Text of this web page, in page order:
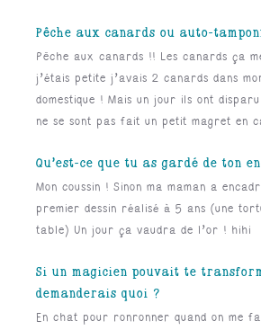
Pêche aux canards ou auto-
Pêche aux canards !! Les canards ça
j’étais petite j’avais 2 canards dans
domestique ! Mais un jour ils ont
ne se sont pas fait un petit magret en
Qu’est-ce que tu as gardé de ton
Mon coussin ! Sinon ma maman a
premier dessin réalisé à 5 ans (une
table) Un jour ça vaudra de l’or ! hihi
Si un magicien pouvait te
demanderais quoi ?
En chat pour ronronner quand on me